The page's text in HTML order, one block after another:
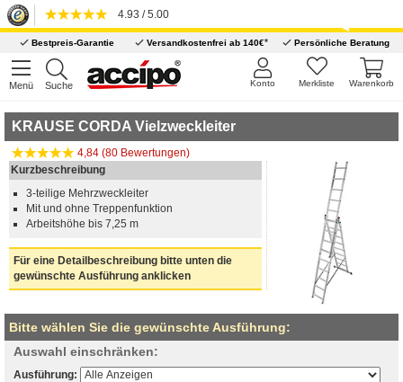
4.93 / 5.00
Bestpreis-Garantie Versandkostenfrei ab 140€* Persönliche Beratung
Menü Suche Warenkorb
Merkliste
Konto
KRAUSE CORDA Vielzweckleiter
4,84 (80 Bewertungen)
Kurzbeschreibung
3-teilige Mehrzweckleiter
Mit und ohne Treppenfunktion
Arbeitshöhe bis 7,25 m
Für eine Detailbeschreibung bitte unten die
gewünschte Ausführung anklicken
Bitte wählen Sie die gewünschte Ausführung:
Auswahl einschränken:
Ausführung: